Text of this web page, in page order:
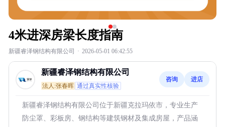
4米进深房梁长度指南
新疆睿泽钢结构有限公司 · 2026-05-01 06:42:55
新疆睿泽钢结构有限公司
法人:张春晖 通过真实性核验
咨询 进店
新疆睿泽钢结构有限公司位于新疆克拉玛依市，专业生产
防尘罩、彩板房、钢结构等建筑钢材及集成房屋，产品涵